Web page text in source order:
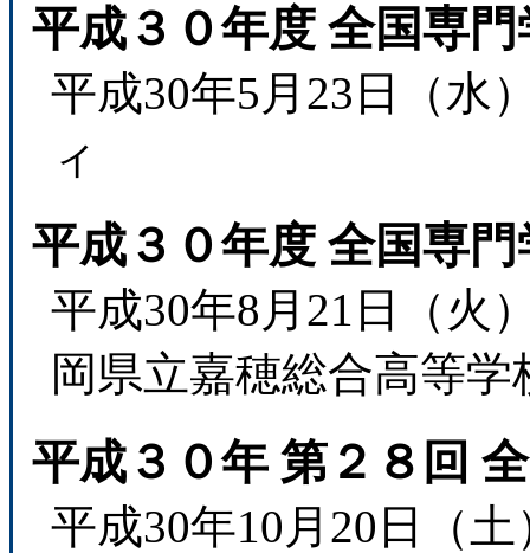
平成３０年度 全国専
平成30年5月23日（
ィ
平成３０年度 全国専
平成30年8月21日（
岡県立嘉穂総合高等学
平成３０年 第２８回
平成30年10月20日（